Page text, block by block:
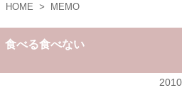
HOME > MEMO
食べる食べない